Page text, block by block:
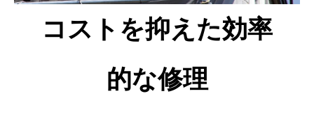
コストを抑えた効率
的な修理